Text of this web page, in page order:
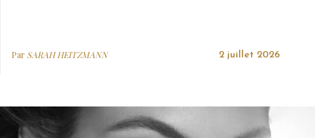
Par SARAH HEITZMANN 2 juillet 2026